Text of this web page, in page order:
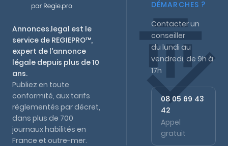
Annonces.legal est le
service de REGIEPRO™,
expert de l'annonce
légale depuis plus de 10
ans.
Publiez en toute
conformité, aux tarifs
réglementés par décret,
dans plus de 700
journaux habilités en
France et outre-mer.
DÉMARCHES ?
Contacter un
conseiller
du lundi au
vendredi, de 9h à
17h
08 05 69 43
42
Appel
gratuit